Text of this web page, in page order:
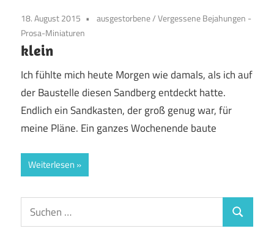
18. August 2015 ausgestorbene/Vergessene Bejahungen -
Prosa-Miniaturen
klein
Ich fühlte mich heute Morgen wie damals, als ich auf
der Baustelle diesen Sandberg entdeckt hatte.
Endlich ein Sandkasten, der groß genug war, für
meine Pläne. Ein ganzes Wochenende baute
Weiterlesen
Suchen
nach:
Suchen